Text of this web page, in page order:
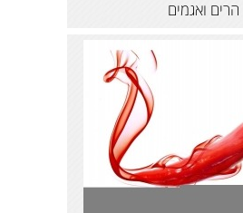
הרים ואגמים